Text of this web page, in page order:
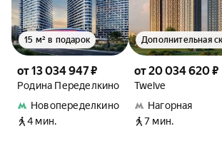
от 13 034 947 ₽
Родина Переделкино
Новопеределкино
4 мин.
15 м² в подарок
от 20 034 620 ₽
Twelve
Нагорная
7 мин.